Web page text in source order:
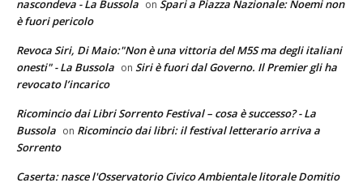
nascondeva - La Bussola on Spari a Piazza Nazionale: Noemi non
è fuori pericolo
Revoca Siri, Di Maio:"Non è una vittoria del M5S ma degli italiani
onesti" - La Bussola on Siri è fuori dal Governo. Il Premier gli ha
revocato l’incarico
Ricomincio dai Libri Sorrento Festival – cosa è successo? - La
Bussola on Ricomincio dai libri: il festival letterario arriva a
Sorrento
Caserta: nasce l'Osservatorio Civico Ambientale litorale Domitio